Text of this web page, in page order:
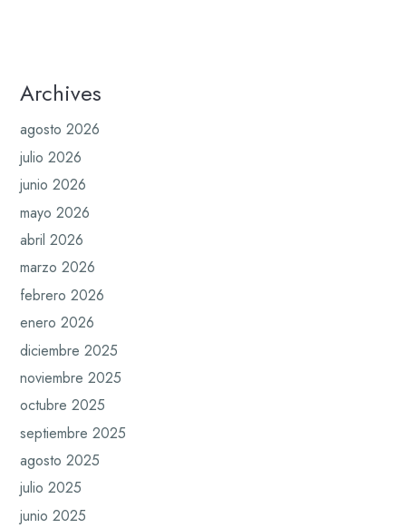
Archives
agosto 2026
julio 2026
junio 2026
mayo 2026
abril 2026
marzo 2026
febrero 2026
enero 2026
diciembre 2025
noviembre 2025
octubre 2025
septiembre 2025
agosto 2025
julio 2025
junio 2025